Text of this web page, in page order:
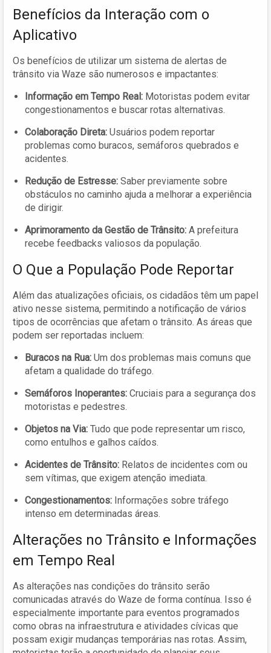
Benefícios da Interação com o
Aplicativo
Os benefícios de utilizar um sistema de alertas de
trânsito via Waze são numerosos e impactantes:
Informação em Tempo Real: Motoristas podem evitar
congestionamentos e buscar rotas alternativas.
Colaboração Direta: Usuários podem reportar
problemas como buracos, semáforos quebrados e
acidentes.
Redução de Estresse: Saber previamente sobre
obstáculos no caminho ajuda a melhorar a experiência
de dirigir.
Aprimoramento da Gestão de Trânsito: A prefeitura
recebe feedbacks valiosos da população.
O Que a População Pode Reportar
Além das atualizações oficiais, os cidadãos têm um papel
ativo nesse sistema, permitindo a notificação de vários
tipos de ocorrências que afetam o trânsito. As áreas que
podem ser reportadas incluem:
Buracos na Rua: Um dos problemas mais comuns que
afetam a qualidade do tráfego.
Semáforos Inoperantes: Cruciais para a segurança dos
motoristas e pedestres.
Objetos na Via: Tudo que pode representar um risco,
como entulhos e galhos caídos.
Acidentes de Trânsito: Relatos de incidentes com ou
sem vítimas, que exigem atenção imediata.
Congestionamentos: Informações sobre tráfego
intenso em determinadas áreas.
Alterações no Trânsito e Informações
em Tempo Real
As alterações nas condições do trânsito serão
comunicadas através do Waze de forma contínua. Isso é
especialmente importante para eventos programados
como obras na infraestrutura e atividades cívicas que
possam exigir mudanças temporárias nas rotas. Assim,